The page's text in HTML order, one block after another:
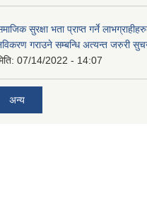
सुरक्षा भता प्राप्त गर्ने
गराउने सम्बन्धि अत्यन्त जरुरी
07/14/2022 - 14:07
अन्य